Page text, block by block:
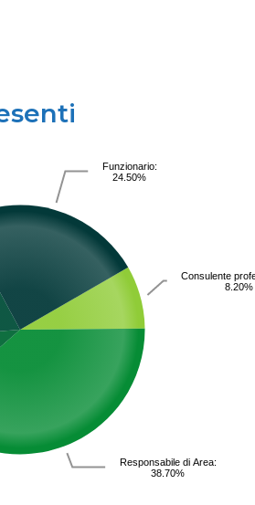
Consulente
8.20%
Responsabile di Area:
38.70%
Funzionario:
24.50%